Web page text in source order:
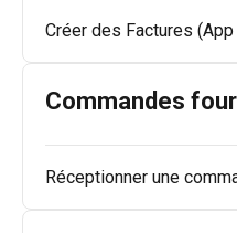
Créer des Factures
Commandes
Réceptionner une